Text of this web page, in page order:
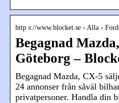
http s://www.blocket.se › Alla ›
Begagnad
Göteborg –
Begagnad Mazda, CX-5
24 annonser från såväl
privatpersoner. Handla din